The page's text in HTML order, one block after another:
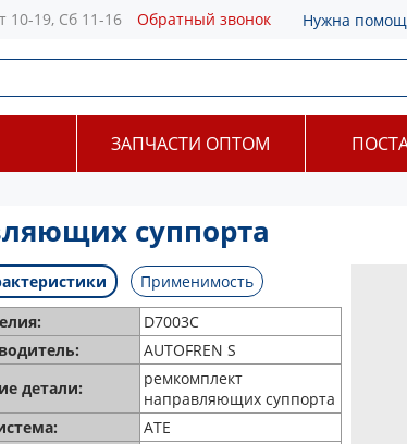
10-19, Сб 11-16 Обратный звонок Нужна
ЗАПЧАСТИ ОПТОМ
суппорта
Применимость
D7003C
AUTOFREN S
детали:
ремкомплект
направляющих суппорта
ATE